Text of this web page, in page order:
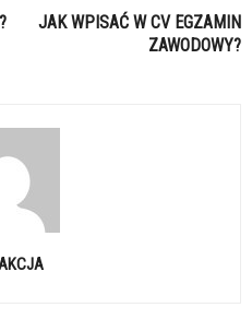
JAK WPISAĆ W CV EGZAMIN
ZAWODOWY?